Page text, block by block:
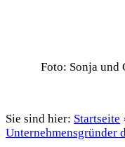
Foto: Sonja und
Startseite
Unternehmensgründer